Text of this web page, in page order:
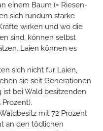
einem Baum (= Riesen-
sich rundum starke
wirken und wo die
sind, können selbst
Laien können es
sich nicht für Laien,
sie seit Generationen
ist bei Wald besitzenden
mit 72 Prozent
an den tödlichen